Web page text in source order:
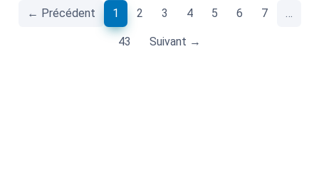
← Précédent 1 (current)
2 3 4 5 6 7 …
43 Suivant →